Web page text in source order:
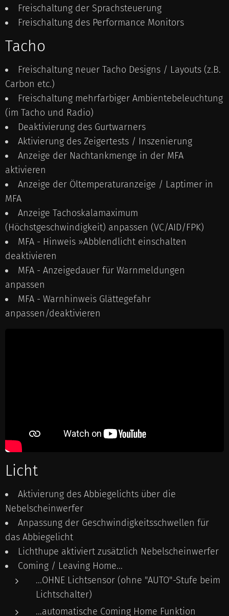
Freischaltung der Sprachsteuerung
Freischaltung des Performance Monitors
Tacho
Freischaltung neuer Tacho Designs / Layouts (z.B.
Carbon etc.)
Freischaltung mehrfarbiger Ambientebeleuchtung
(im Tacho und Radio)
Deaktivierung des Gurtwarners
Aktivierung des Zeigertests / Inszenierung
Anzeige der Nachtankmenge in der MFA
aktivieren
Anzeige der Öltemperaturanzeige / Laptimer in
MFA
Anzeige Tachoskalamaximum
(Höchstgeschwindigkeit) anpassen (VC/AID/FPK)
MFA - Hinweis »Abblendlicht einschalten
deaktivieren
MFA - Anzeigedauer für Warnmeldungen
anpassen
MFA - Warnhinweis Glättegefahr
anpassen/deaktivieren
Licht
Aktivierung des Abbiegelichts über die
Nebelscheinwerfer
Anpassung der Geschwindigkeitsschwellen für
das Abbiegelicht
Lichthupe aktiviert zusätzlich Nebelscheinwerfer
Coming / Leaving Home...
...OHNE Lichtsensor (ohne "AUTO"-Stufe beim
Lichtschalter)
...automatische Coming Home Funktion